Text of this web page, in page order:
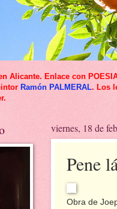
Alicante. Enlace con
Ramón PALMERAL. Los
viernes, 18 de
Pene
Obra de